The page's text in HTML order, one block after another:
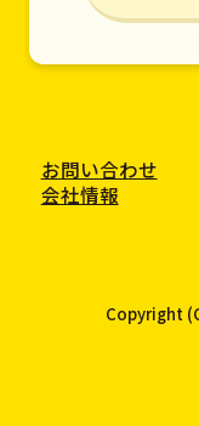
お問い合わせ
会社情報
Copyright